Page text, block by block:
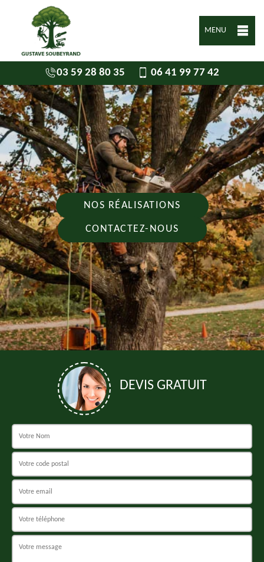
MENU
03 59 28 80 35 06 41 99 77 42
NOS RÉALISATIONS
CONTACTEZ-NOUS
DEVIS GRATUIT